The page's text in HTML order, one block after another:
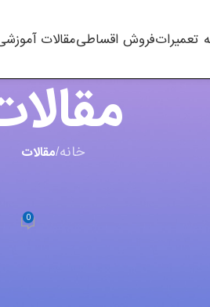
تعمیراتفروش اقساطیمقالات
خانه/مقالات
0